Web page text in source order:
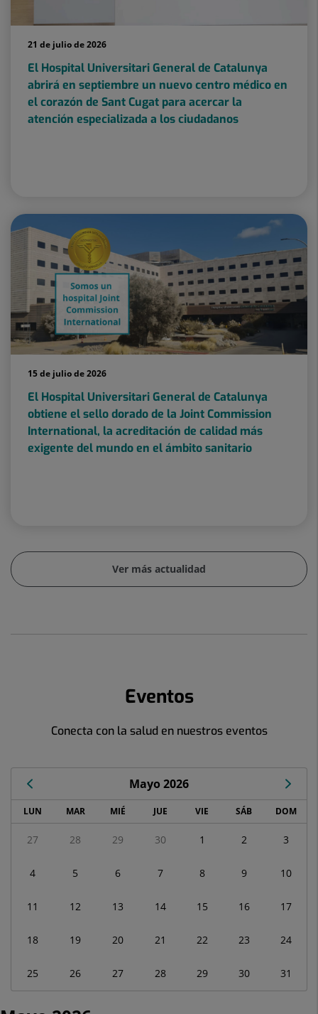
21 de julio de 2026
El Hospital Universitari General de Catalunya
abrirá en septiembre un nuevo centro médico en
el corazón de Sant Cugat para acercar la
atención especializada a los ciudadanos
15 de julio de 2026
El Hospital Universitari General de Catalunya
obtiene el sello dorado de la Joint Commission
International, la acreditación de calidad más
exigente del mundo en el ámbito sanitario
Ver más actualidad
Eventos
Conecta con la salud en nuestros eventos
Mayo 2026
Calendario
Eventos
correspondiente
mayo
LUN MAR MIÉ JUE VIE SÁB DOM
27 28 29 30 1 2 3
4 5 6 7 8 9 10
11 12 13 14 15 16 17
18 19 20 21 22 23 24
25 26 27 28 29 30 31